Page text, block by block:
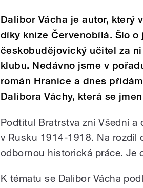
Dalibor Vácha je autor, který
díky knize Červenobílá. Šlo
českobudějovický učitel za
klubu. Nedávno jsme v
román Hranice a dnes
Dalibora Váchy, která se
Podtitul Bratrstva zní Všední
v Rusku 1914-1918. Na rozdíl
odbornou historická práce. Je
K tématu se Dalibor Vácha